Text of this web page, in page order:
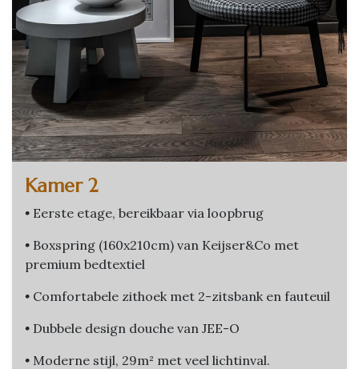
Kamer 2
• Eerste etage, bereikbaar via loopbrug
• Boxspring (160x210cm) van Keijser&Co met
premium bedtextiel
• Comfortabele zithoek met 2-zitsbank en fauteuil
• Dubbele design douche van JEE-O
• Moderne stijl, 29m² met veel lichtinval.